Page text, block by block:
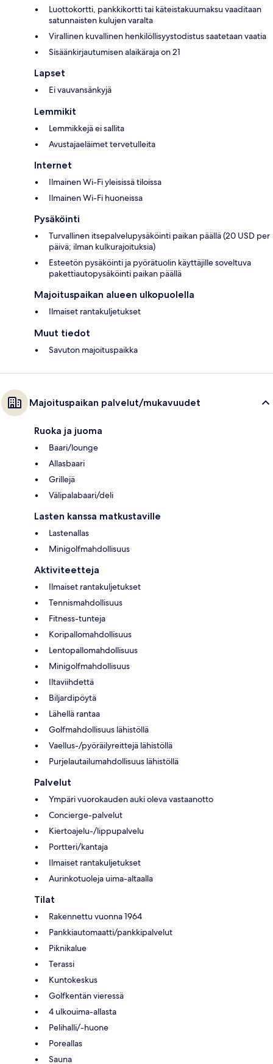
Luottokortti, pankkikortti tai käteistakuumaksu vaaditaan
satunnaisten kulujen varalta
Virallinen kuvallinen henkilöllisyystodistus saatetaan vaatia
Sisäänkirjautumisen alaikäraja on 21
Lapset
Ei vauvansänkyjä
Lemmikit
Lemmikkejä ei sallita
Avustajaeläimet tervetulleita
Internet
Ilmainen Wi-Fi yleisissä tiloissa
Ilmainen Wi-Fi huoneissa
Pysäköinti
Turvallinen itsepalvelupysäköinti paikan päällä (20 USD per
päivä; ilman kulkurajoituksia)
Esteetön pysäköinti ja pyörätuolin käyttäjille soveltuva
pakettiautopysäköinti paikan päällä
Majoituspaikan alueen ulkopuolella
Ilmaiset rantakuljetukset
Muut tiedot
Savuton majoituspaikka
Majoituspaikan palvelut/mukavuudet
Ruoka ja juoma
Baari/lounge
Allasbaari
Grillejä
Välipalabaari/deli
Lasten kanssa matkustaville
Lastenallas
Minigolfmahdollisuus
Aktiviteetteja
Ilmaiset rantakuljetukset
Tennismahdollisuus
Fitness-tunteja
Koripallomahdollisuus
Lentopallomahdollisuus
Minigolfmahdollisuus
Iltaviihdettä
Biljardipöytä
Lähellä rantaa
Golfmahdollisuus lähistöllä
Vaellus-/pyöräilyreittejä lähistöllä
Purjelautailumahdollisuus lähistöllä
Palvelut
Ympäri vuorokauden auki oleva vastaanotto
Concierge-palvelut
Kiertoajelu-/lippupalvelu
Portteri/kantaja
Ilmaiset rantakuljetukset
Aurinkotuoleja uima-altaalla
Tilat
Rakennettu vuonna 1964
Pankkiautomaatti/pankkipalvelut
Piknikalue
Terassi
Kuntokeskus
Golfkentän vieressä
4 ulkouima-allasta
Pelihalli/-huone
Poreallas
Sauna